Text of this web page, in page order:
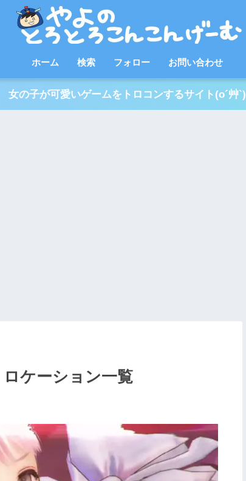
ホーム 検索 フォロー お問い合わせ
女の子が可愛いゲームをトロコンするサイト(o´艸`)
ロケーション一覧